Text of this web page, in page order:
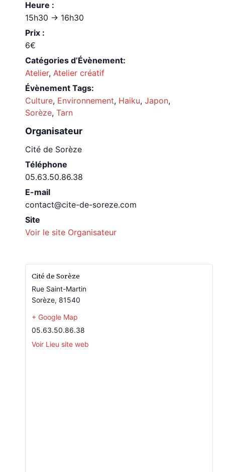
Heure :
15h30 -> 16h30
Prix :
6€
Catégories d’Évènement:
Atelier, Atelier créatif
Évènement Tags:
Culture, Environnement, Haiku,Japon,
Sorèze,Tarn
Organisateur
Cité de Sorèze
Téléphone
05.63.50.86.38
E-mail
contact@cite-de-soreze.com
Site
Voir le site Organisateur
Cité de Sorèze
Rue Saint-Martin
Sorèze, 81540
+ Google Map
05.63.50.86.38
Voir Lieu site web